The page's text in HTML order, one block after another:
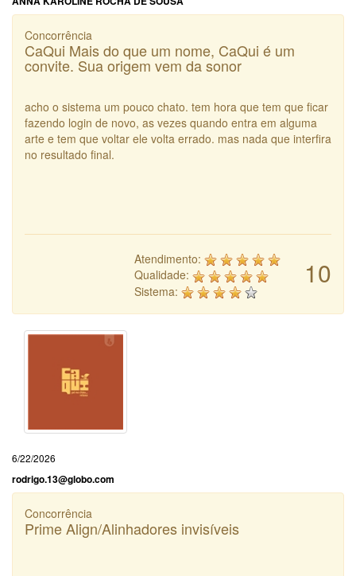
Concorrência
CaQui Mais do que um nome, CaQui é um
convite. Sua origem vem da sonor
acho o sistema um pouco chato. tem hora que tem que ficar
fazendo login de novo, as vezes quando entra em alguma
arte e tem que voltar ele volta errado. mas nada que interfira
no resultado final.
10
Atendimento:
Qualidade:
Sistema:
6/22/2026
rodrigo.13@globo.com
Concorrência
Prime Align/Alinhadores invisíveis